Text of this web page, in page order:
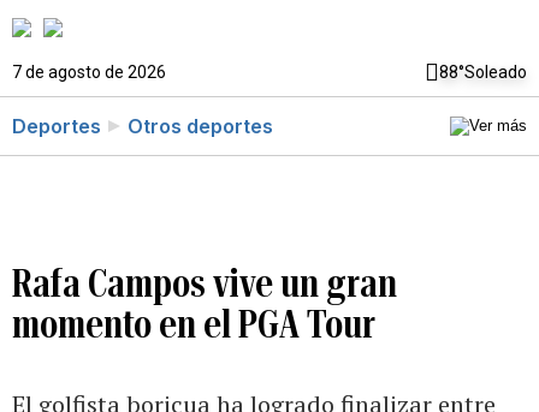
7 de agosto de 2026 88°Soleado
Deportes Otros deportes
Rafa Campos vive un gran
momento en el PGA Tour
El golfista boricua ha logrado finalizar entre